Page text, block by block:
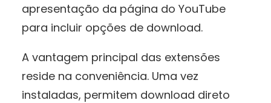
apresentação da página do YouTube
para incluir opções de download.
A vantagem principal das extensões
reside na conveniência. Uma vez
instaladas, permitem download direto